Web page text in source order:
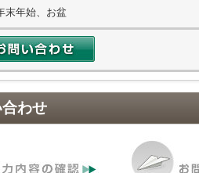
末年始、お盆
わせ